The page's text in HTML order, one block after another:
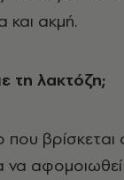
και ακμή.
τη λακτόζη;
που
να